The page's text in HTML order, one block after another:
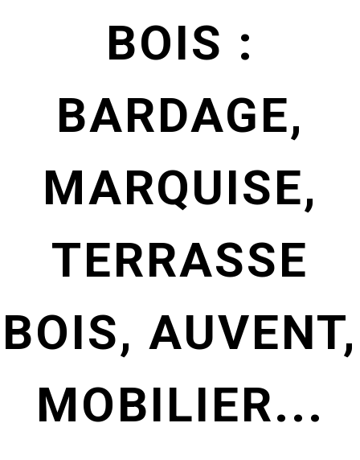
BOIS :
BARDAGE,
MARQUISE,
TERRASSE
BOIS, AUVENT,
MOBILIER...